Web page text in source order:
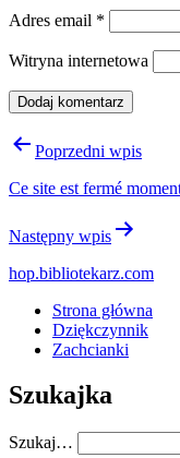
Adres email *
Witryna internetowa
Nawigacja
Poprzedni wpis
Ce site est fermé
Następny wpis
hop.bibliotekarz.com
Strona główna
Dziękczynnik
Zachcianki
Szukajka
Szukaj…